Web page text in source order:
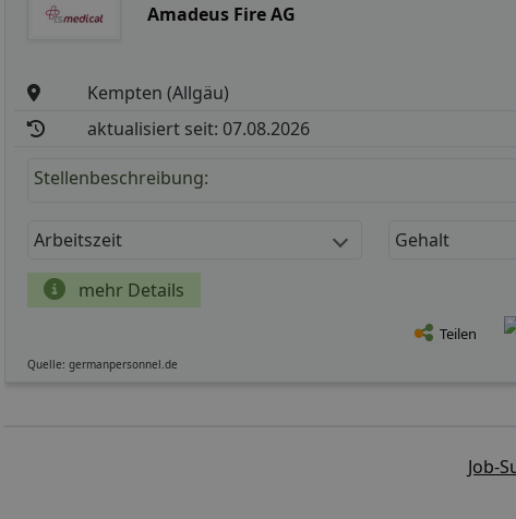
Amadeus Fire AG
Kempten (Allgäu)
aktualisiert seit: 07.08.2026
Stellenbeschreibung:
Arbeitszeit Gehalt
mehr Details
Teilen
Quelle: germanpersonnel.de
Job-